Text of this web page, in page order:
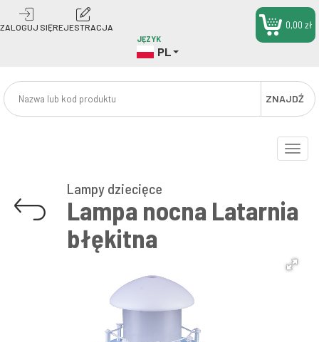
ZALOGUJ SIĘREJESTRACJA
JĘZYK
PL
ZNAJDŹ
0,00 zł
Toggle
Lampy dziecięce
Lampa nocna Latarnia
błękitna